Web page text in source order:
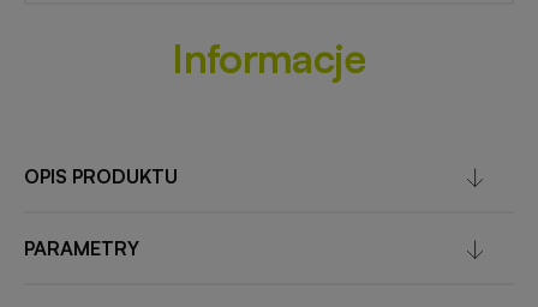
Informacje
OPIS PRODUKTU
PARAMETRY